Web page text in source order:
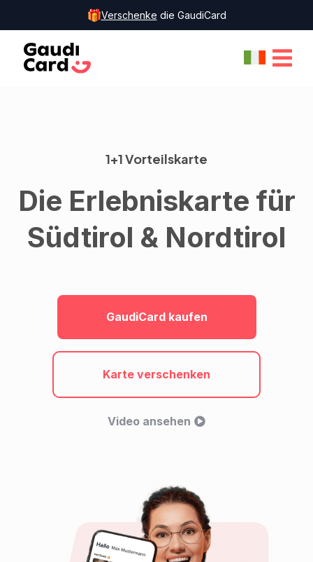
Verschenke die GaudiCard
1+1 Vorteilskarte
Die Erlebniskarte für
Südtirol & Nordtirol
GaudiCard kaufen
Karte verschenken
Video ansehen